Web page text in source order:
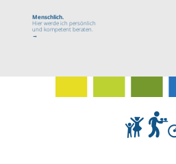
Menschlich.
Hier werde ich persönlich
und kompetent beraten.
→